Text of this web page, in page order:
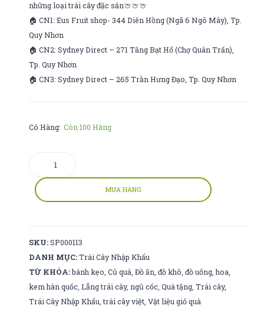
những loại trái cây đặc sản🍈🍈🍈
🏠 CN1: Eus Fruit shop- 344 Diên Hồng (Ngã 6 Ngô Mây), Tp.
Quy Nhơn
🏠 CN2: Sydney Direct – 271 Tăng Bạt Hổ (Chợ Quân Trấn),
Tp. Quy Nhơn
🏠 CN3: Sydney Direct – 265 Trần Hưng Đạo, Tp. Quy Nhơn
Có Hàng: Còn 100 Hàng
s28-
MUA HÀNG
SKU: SP000113
DANH MỤC: Trái Cây Nhập Khẩu
TỪ KHÓA: bánh kẹo ,Củ quả ,Đồ ăn ,đồ khô ,đồ uống ,hoa
kem hàn quốc ,Lẵng trái cây,ngũ cốc ,Quà tặng ,Trái cây,
Trái Cây Nhập Khẩu ,trái cây việt ,Vật liệu giỏ quà